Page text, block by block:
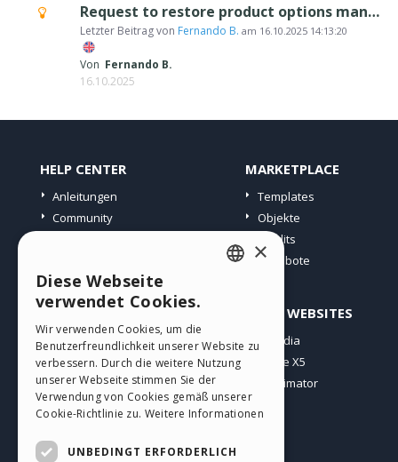
Request to restore product options management in Excel import/export
Letzter Beitrag von Fernando B. am 16.10.2025 14:13:20
Von Fernando B.
16.10.2025
HELP CENTER
Anleitungen
Community
MARKETPLACE
Templates
Objekte
Credits
Angebote
PROFIL
Meine Beiträge
Meine Lizenz
Download
Webhosting
ANDERE WEBSITES
Incomedia
WebSite X5
WebAnimator
GERMAN
SPANISH
PORTUGUESE
×
Diese Webseite
verwendet Cookies.
Wir verwenden Cookies, um die
Benutzerfreundlichkeit unserer Website zu
verbessern. Durch die weitere Nutzung
unserer Webseite stimmen Sie der
Verwendung von Cookies gemäß unserer
Cookie-Richtlinie zu. Weitere Informationen
UNBEDINGT ERFORDERLICH